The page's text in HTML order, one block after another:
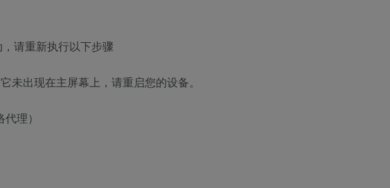
请重新执行以下步骤
未出现在主屏幕上，请重启您的设备。
理）